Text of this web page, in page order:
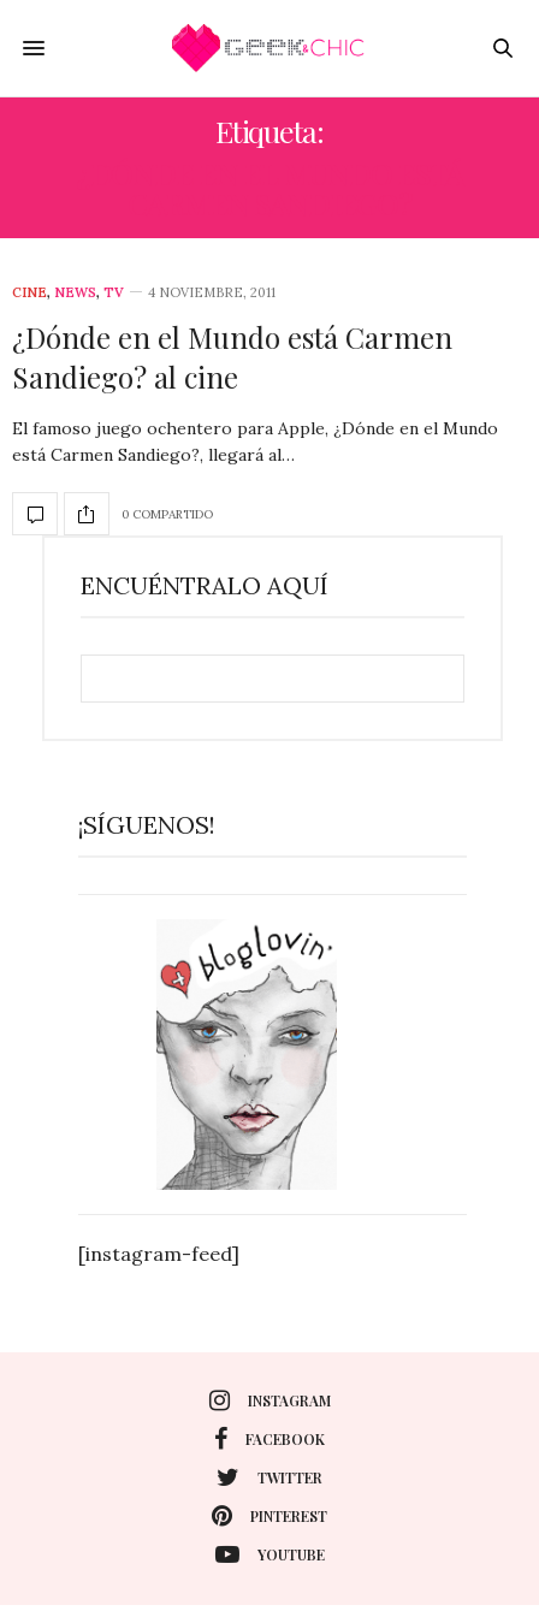
Etiqueta:
CINE, NEWS, TV 4 NOVIEMBRE, 2011
¿Dónde en el Mundo está Carmen
Sandiego? al cine
El famoso juego ochentero para Apple, ¿Dónde en el Mundo
está Carmen Sandiego?, llegará al…
0 COMPARTIDO
ENCUÉNTRALO AQUÍ
¡SÍGUENOS!
[instagram-feed]
INSTAGRAM
FACEBOOK
TWITTER
PINTEREST
YOUTUBE